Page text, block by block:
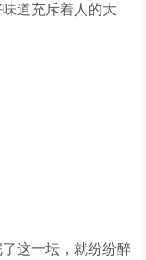
道充斥着人的大
这一坛，就纷纷醉